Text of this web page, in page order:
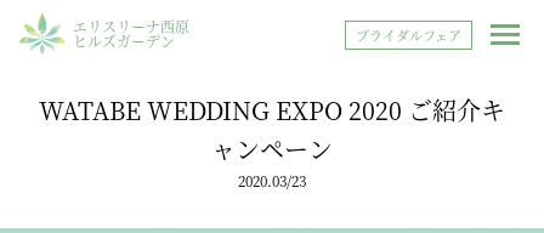
エリスリーナ西原
ヒルズガーデン ブライダルフェア
WATABE WEDDING EXPO 2020 ご紹介キ
ャンペーン
2020.03/23